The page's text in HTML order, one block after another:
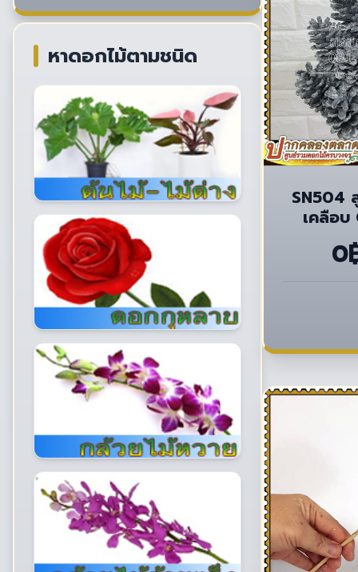
หาดอกไม้ตามชนิด
SN504
เคลือ
0